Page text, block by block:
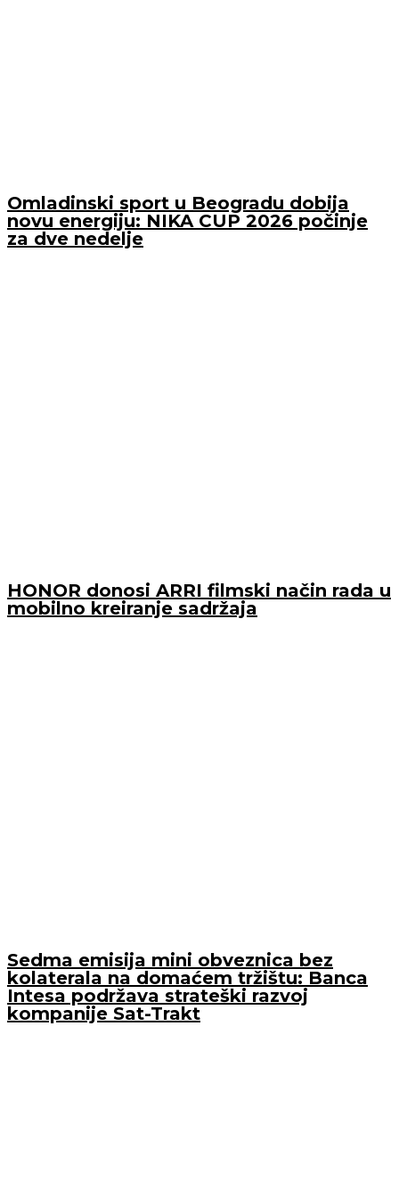
Omladinski sport u Beogradu dobija
novu energiju: NIKA CUP 2026 počinje
za dve nedelje
HONOR donosi ARRI filmski način rada u
mobilno kreiranje sadržaja
Sedma emisija mini obveznica bez
kolaterala na domaćem tržištu: Banca
Intesa podržava strateški razvoj
kompanije Sat-Trakt